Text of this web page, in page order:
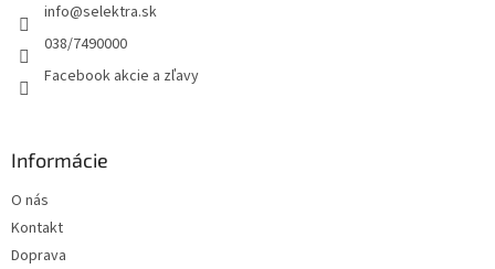
info@selektra.sk
038/7490000
Facebook akcie a zľavy
Informácie
O nás
Kontakt
Doprava